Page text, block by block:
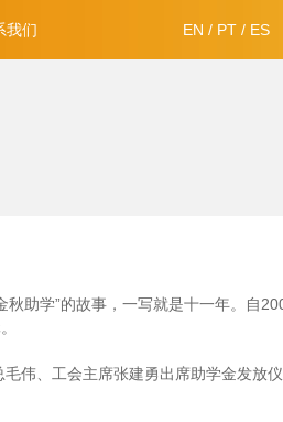
EN / PT / ES
我们
助学”的故事，一写就是十一年。自
伟、工会主席张建勇出席助学金发放